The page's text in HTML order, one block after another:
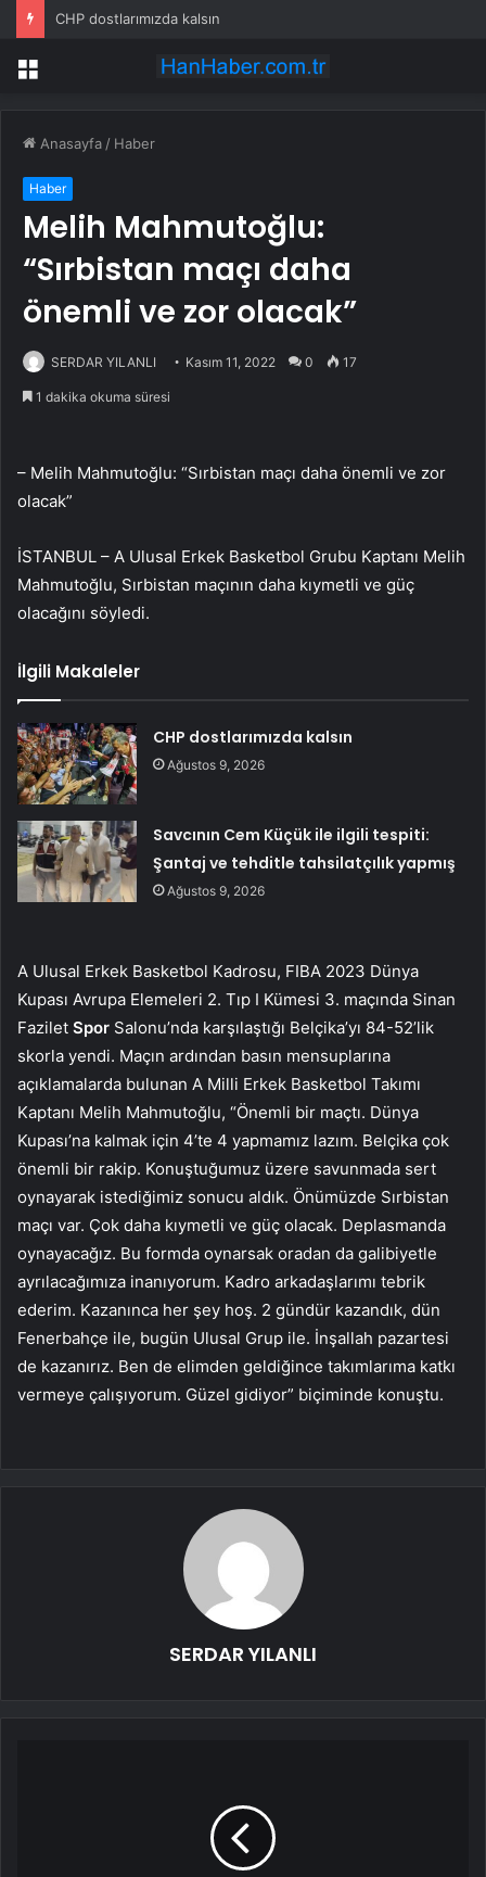
CHP dostlarımızda kalsın
Menü
Anasayfa / Haber
Haber
Melih Mahmutoğlu:
“Sırbistan maçı daha
önemli ve zor olacak”
SERDAR YILANLI Kasım 11, 2022 0 17
1 dakika okuma süresi
– Melih Mahmutoğlu: “Sırbistan maçı daha önemli ve zor
olacak”
İSTANBUL – A Ulusal Erkek Basketbol Grubu Kaptanı Melih
Mahmutoğlu, Sırbistan maçının daha kıymetli ve güç
olacağını söyledi.
İlgili Makaleler
CHP dostlarımızda kalsın
Ağustos 9, 2026
Savcının Cem Küçük ile ilgili tespiti:
Şantaj ve tehditle tahsilatçılık yapmış
Ağustos 9, 2026
A Ulusal Erkek Basketbol Kadrosu, FIBA 2023 Dünya
Kupası Avrupa Elemeleri 2. Tıp I Kümesi 3. maçında Sinan
Fazilet Spor Salonu’nda karşılaştığı Belçika’yı 84-52’lik
skorla yendi. Maçın ardından basın mensuplarına
açıklamalarda bulunan A Milli Erkek Basketbol Takımı
Kaptanı Melih Mahmutoğlu, “Önemli bir maçtı. Dünya
Kupası’na kalmak için 4’te 4 yapmamız lazım. Belçika çok
önemli bir rakip. Konuştuğumuz üzere savunmada sert
oynayarak istediğimiz sonucu aldık. Önümüzde Sırbistan
maçı var. Çok daha kıymetli ve güç olacak. Deplasmanda
oynayacağız. Bu formda oynarsak oradan da galibiyetle
ayrılacağımıza inanıyorum. Kadro arkadaşlarımı tebrik
ederim. Kazanınca her şey hoş. 2 gündür kazandık, dün
Fenerbahçe ile, bugün Ulusal Grup ile. İnşallah pazartesi
de kazanırız. Ben de elimden geldiğince takımlarıma katkı
vermeye çalışıyorum. Güzel gidiyor” biçiminde konuştu.
SERDAR YILANLI